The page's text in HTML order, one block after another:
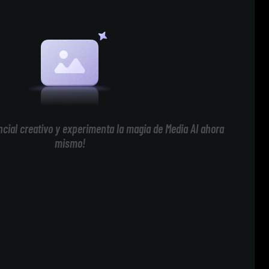
creativo y experimenta la magia de Media AI ahora
mismo!